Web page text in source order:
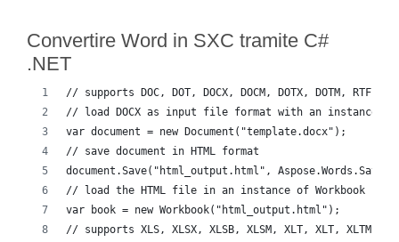
Convertire Word in SXC tramite C#
.NET
// supports DOC, DOT, DOCX, DOCM, DOTX, DOTM, RTF,
// load DOCX as input file format with an instance of
var document = new Document("template.docx");
// save document in HTML format
document.Save("html_output.html",
// load the HTML file in an instance of Workbook
var book = new Workbook("html_output.html");
// supports XLS, XLSX, XLSB, XLSM, XLT, XLT, XLTM,